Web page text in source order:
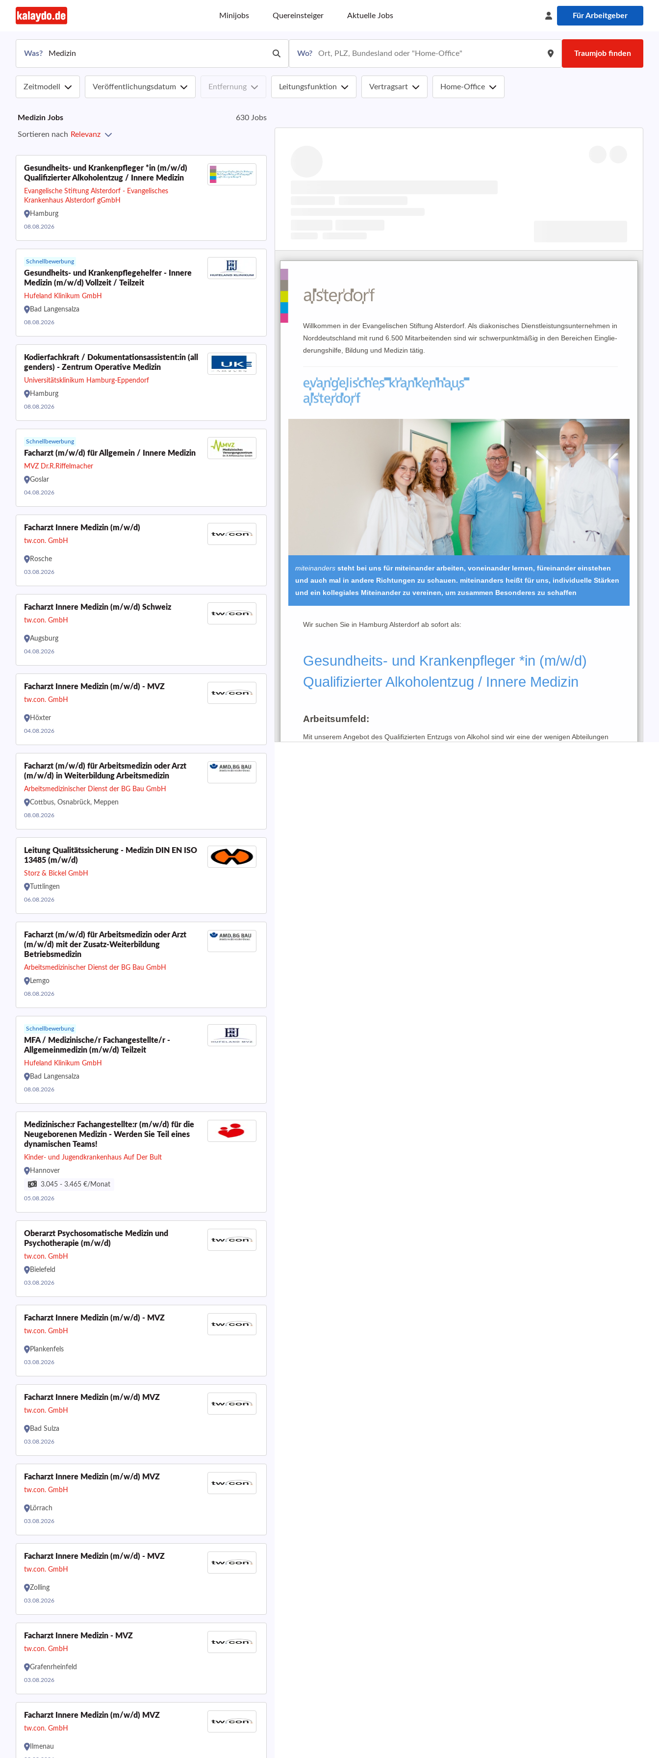
Minijobs Quereinsteiger Aktuelle Jobs Für Arbeitgeber
Was? Wo? Traumjob finden
Zeitmodell Veröffentlichungsdatum Entfernung Leitungsfunktion Vertragsart Home-Office
Medizin Jobs 630 Jobs
Sortieren nach Relevanz
Gesundheits- und Krankenpfleger *in (m/w/d)
Qualifizierter Alkoholentzug / Innere Medizin
Evangelische Stiftung Alsterdorf - Evangelisches
Krankenhaus Alsterdorf gGmbH
Hamburg
08.08.2026
Schnellbewerbung
Gesundheits- und Krankenpflegehelfer - Innere
Medizin (m/w/d) Vollzeit / Teilzeit
Hufeland Klinikum GmbH
Bad Langensalza
08.08.2026
Kodierfachkraft / Dokumentationsassistent:in (all
genders) - Zentrum Operative Medizin
Universitätsklinikum Hamburg-Eppendorf
Hamburg
08.08.2026
Schnellbewerbung
Facharzt (m/w/d) für Allgemein / Innere Medizin
MVZ Dr.R.Riffelmacher
Goslar
04.08.2026
Facharzt Innere Medizin (m/w/d)
tw.con. GmbH
Rosche
03.08.2026
Facharzt Innere Medizin (m/w/d) Schweiz
tw.con. GmbH
Augsburg
04.08.2026
Facharzt Innere Medizin (m/w/d) - MVZ
tw.con. GmbH
Höxter
04.08.2026
Facharzt (m/w/d) für Arbeitsmedizin oder Arzt
(m/w/d) in Weiterbildung Arbeitsmedizin
Arbeitsmedizinischer Dienst der BG Bau GmbH
Cottbus, Osnabrück, Meppen
08.08.2026
Leitung Qualitätssicherung - Medizin DIN EN ISO
13485 (m/w/d)
Storz & Bickel GmbH
Tuttlingen
06.08.2026
Facharzt (m/w/d) für Arbeitsmedizin oder Arzt
(m/w/d) mit der Zusatz-Weiterbildung
Betriebsmedizin
Arbeitsmedizinischer Dienst der BG Bau GmbH
Lemgo
08.08.2026
Schnellbewerbung
MFA / Medizinische/r Fachangestellte/r -
Allgemeinmedizin (m/w/d) Teilzeit
Hufeland Klinikum GmbH
Bad Langensalza
08.08.2026
Medizinische:r Fachangestellte:r (m/w/d) für die
Neugeborenen Medizin - Werden Sie Teil eines
dynamischen Teams!
Kinder- und Jugendkrankenhaus Auf Der Bult
Hannover
3.045 - 3.465 €/Monat
05.08.2026
Oberarzt Psychosomatische Medizin und
Psychotherapie (m/w/d)
tw.con. GmbH
Bielefeld
03.08.2026
Facharzt Innere Medizin (m/w/d) - MVZ
tw.con. GmbH
Plankenfels
03.08.2026
Facharzt Innere Medizin (m/w/d) MVZ
tw.con. GmbH
Bad Sulza
03.08.2026
Facharzt Innere Medizin (m/w/d) MVZ
tw.con. GmbH
Lörrach
03.08.2026
Facharzt Innere Medizin (m/w/d) - MVZ
tw.con. GmbH
Zolling
03.08.2026
Facharzt Innere Medizin - MVZ
tw.con. GmbH
Grafenrheinfeld
03.08.2026
Facharzt Innere Medizin (m/w/d) MVZ
tw.con. GmbH
Ilmenau